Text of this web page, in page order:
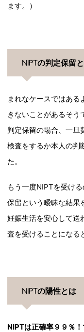
ます。）
NIPTの判定保留
まれなケースではあ
きないことがあるそう
判定保留の場合、一旦
検査をするか本人の判
た。
もう一度NIPTを受け
保留という曖昧な結果
妊娠生活を安心して送
査を受けることになる
NIPTの陽性とは
NIPTは正確率９９％